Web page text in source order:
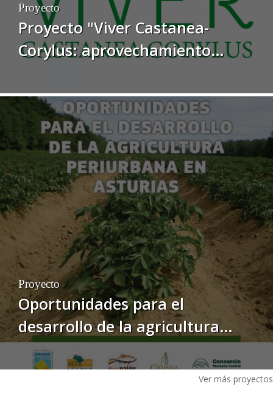
Proyecto
Proyecto "Viver Castanea-
Corylus: aprovechamiento
avellano como eje de desarrollo
rural y de creación de empleo
en Asturias"
Proyecto
Oportunidades para el
desarrollo de la agricultura
periurbana en Asturias.
Ver más proyectos